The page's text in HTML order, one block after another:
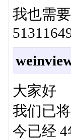
我也需
大家好
我们已
今已经